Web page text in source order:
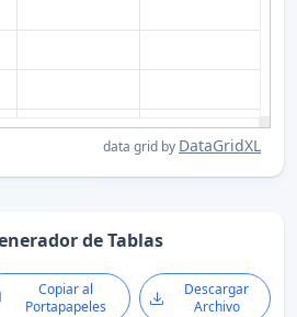
data grid by DataGridXL
de Tablas
Copiar al
Portapapeles
Descargar
Archivo